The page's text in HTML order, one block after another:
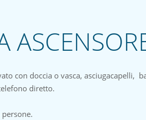
con doccia o vasca, asciugacapelli,
diretto.